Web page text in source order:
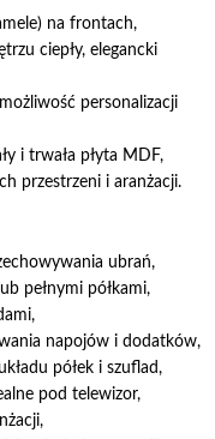
na frontach,
ciepły, elegancki
personalizacji
i trwała płyta MDF,
przestrzeni i aranżacji.
ubrań,
pełnymi półkami,
napojów i dodatków,
półek i szuflad,
pod telewizor,